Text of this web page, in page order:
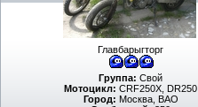
Главбарыгторг
Группа: Свой
Мотоцикл: CRF250X, DR250
Город: Москва, ВАО